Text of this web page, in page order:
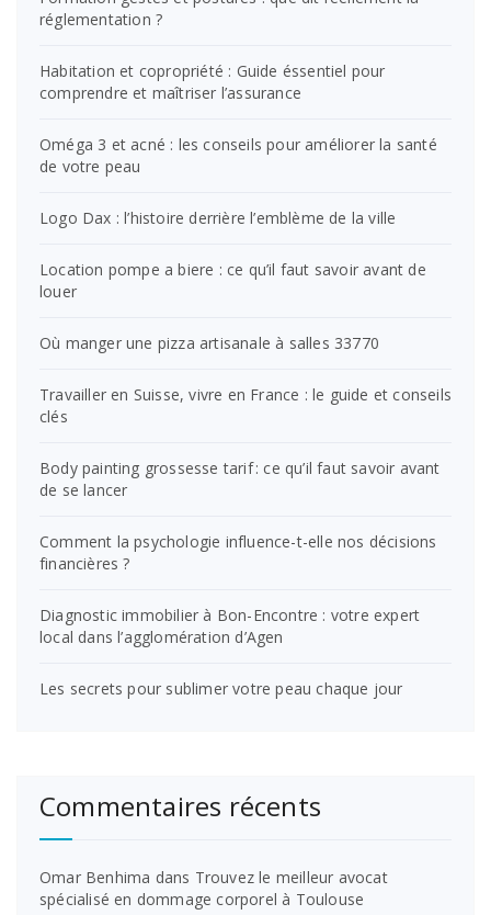
réglementation ?
Habitation et copropriété : Guide éssentiel pour
comprendre et maîtriser l’assurance
Oméga 3 et acné : les conseils pour améliorer la santé
de votre peau
Logo Dax : l’histoire derrière l’emblème de la ville
Location pompe a biere : ce qu’il faut savoir avant de
louer
Où manger une pizza artisanale à salles 33770
Travailler en Suisse, vivre en France : le guide et conseils
clés
Body painting grossesse tarif : ce qu’il faut savoir avant
de se lancer
Comment la psychologie influence-t-elle nos décisions
financières ?
Diagnostic immobilier à Bon-Encontre : votre expert
local dans l’agglomération d’Agen
Les secrets pour sublimer votre peau chaque jour
Commentaires récents
Omar Benhima dans Trouvez le meilleur avocat
spécialisé en dommage corporel à Toulouse